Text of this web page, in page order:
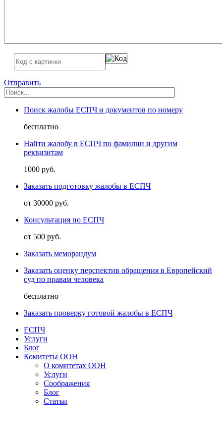
Отправить
Поиск жалобы ЕСПЧ и документов по номеру
бесплатно
Найти жалобу в ЕСПЧ по фамилии и другим
реквизитам
1000 руб.
Заказать подготовку жалобы в ЕСПЧ
от 30000 руб.
Консультация по ЕСПЧ
от 500 руб.
Заказать меморандум
Заказать оценку перспектив обращения в Европейский
суд по правам человека
бесплатно
Заказать проверку готовой жалобы в ЕСПЧ
ЕСПЧ
Услуги
Блог
Комитеты ООН
О комитетах ООН
Услуги
Соображения
Блог
Статьи